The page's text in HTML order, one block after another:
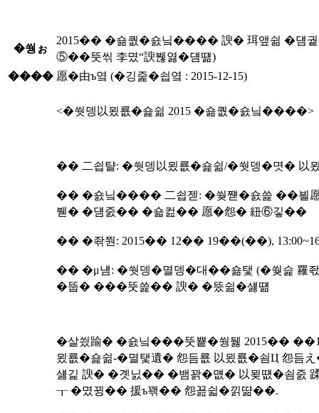
�쒕ぉ
2015�� �숆퀎�숈닠���� 諛� 珥앺쉶 �덈궡
⑤��뚯씪 李몄“諛붾엻�덈떎)
���� 愿�由ъ옄 (�깅줉�쇱옄 : 2015-12-15)
<�쒓뎅以묐룞�숉쉶 2015 �숆퀎�숈닠����>
�� 二쇱턀: �쒓뎅以묐룞�숉쉶/�쒓뎅�몃� 以
�� �숈닠���� 二쇱젣: �쒖쨷�숈쓽 ��븰
붿� �덈줈�� �숇컲�� 愿�怨� 紐⑥깋��
�� �좎쭨: 2015�� 12�� 19��(��),
�� �μ냼: �쒓뎅�멸뎅�대��숆탳 (�쒖슱 罹
�뚭� ���뚯쓽�� 諛� �뚰쉶�섏떎
�살씠踰� �숈닠���뚯뿉�쒕뒗 2015��
묐룞�숉쉶-�멸탳遺� 怨듬룞 以묐룞�쇰Ц 怨듬
섏긽 諛� �곗닔�� �뱀꽑�먮� 以묒떖�쇰줈
┰ �몄뀡�� 援ъ꽦�� 怨꾪쉷�낅땲��.